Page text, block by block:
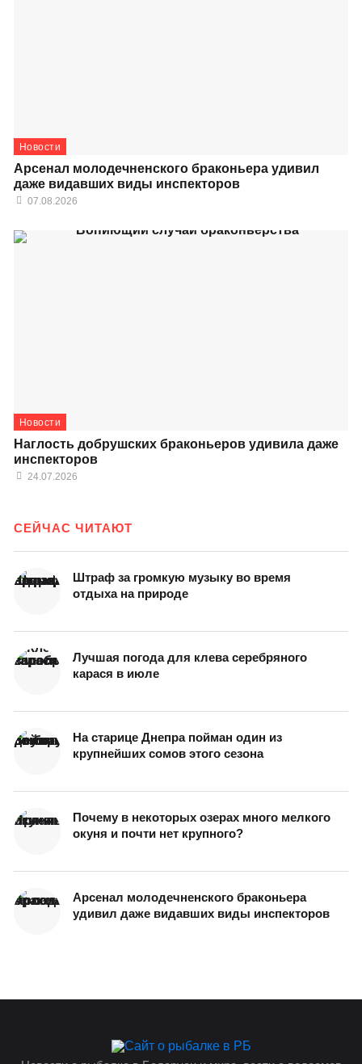
Новости
Арсенал молодечненского браконьера удивил
даже видавших виды инспекторов
07.08.2026
Новости
Наглость добрушских браконьеров удивила даже
инспекторов
24.07.2026
СЕЙЧАС ЧИТАЮТ
Штраф за громкую музыку во время
отдыха на природе
Лучшая погода для клева серебряного
карася в июле
На старице Днепра пойман один из
крупнейших сомов этого сезона
Почему в некоторых озерах много мелкого
окуня и почти нет крупного?
Арсенал молодечненского браконьера
удивил даже видавших виды инспекторов